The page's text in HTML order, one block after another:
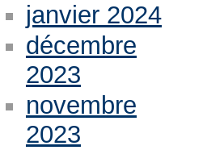
janvier 2024
décembre
2023
novembre
2023